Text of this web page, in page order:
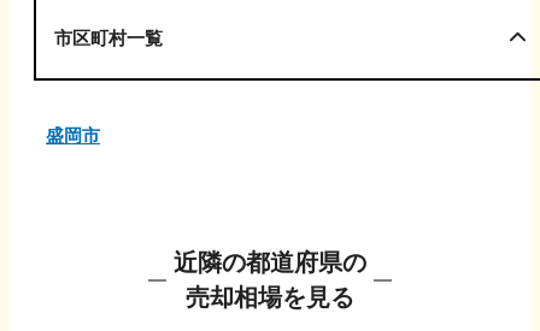
市区町村一覧
盛岡市
近隣の都道府県の
売却相場を見る